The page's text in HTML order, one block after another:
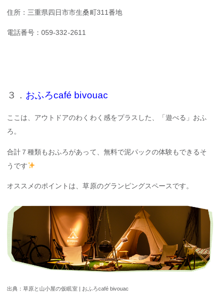
住所：三重県四日市市生桑町311番地
電話番号：059-332-2611
３． おふろcafé bivouac
ここは、アウトドアのわくわく感をプラスした、「遊べる」おふ
ろ。
合計７種類もおふろがあって、無料で泥パックの体験もできるそ
うです
オススメのポイントは、草原のグランピングスペースです。
出典：草原と山小屋の仮眠室 | おふろcafé bivouac